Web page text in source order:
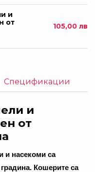
и
от
105,00 лв
Спецификации
и
от
и насекоми са
градина. Кошерите са